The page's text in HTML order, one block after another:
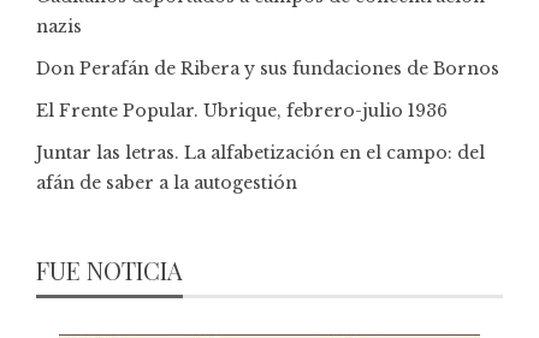
nazis
Don Perafán de Ribera y sus fundaciones de Bornos
El Frente Popular. Ubrique, febrero-julio 1936
Juntar las letras. La alfabetización en el campo: del
afán de saber a la autogestión
FUE NOTICIA